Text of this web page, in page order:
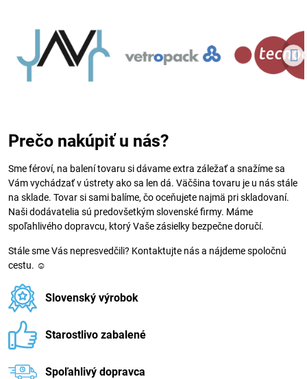
Prečo nakúpiť u nás?
Sme féroví, na balení tovaru si dávame extra záležať a snažíme sa
Vám vychádzať v ústrety ako sa len dá. Väčšina tovaru je u nás stále
na sklade. Tovar si sami balíme, čo oceňujete najmä pri skladovaní.
Naši dodávatelia sú predovšetkým slovenské firmy. Máme
spoľahlivého dopravcu, ktorý Vaše zásielky bezpečne doručí.
Stále sme Vás nepresvedčili? Kontaktujte nás a nájdeme spoločnú
cestu. ☺
Slovenský výrobok
Starostlivo zabalené
Spoľahlivý dopravca